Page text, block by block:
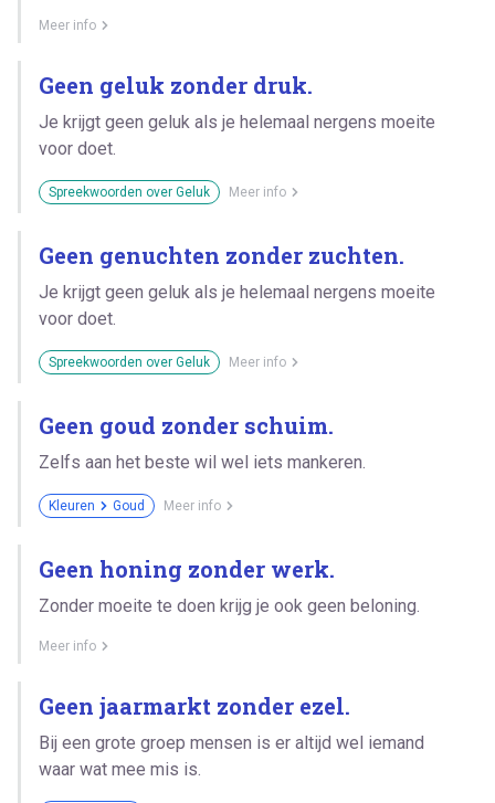
Meer info
Geen geluk zonder druk.
Je krijgt geen geluk als je helemaal nergens moeite
voor doet.
Spreekwoorden over Geluk Meer info
Geen genuchten zonder zuchten.
Je krijgt geen geluk als je helemaal nergens moeite
voor doet.
Spreekwoorden over Geluk Meer info
Geen goud zonder schuim.
Zelfs aan het beste wil wel iets mankeren.
Kleuren Goud Meer info
Geen honing zonder werk.
Zonder moeite te doen krijg je ook geen beloning.
Meer info
Geen jaarmarkt zonder ezel.
Bij een grote groep mensen is er altijd wel iemand
waar wat mee mis is.